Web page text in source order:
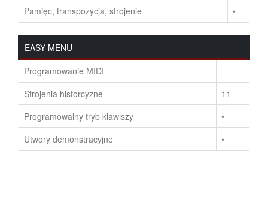
Pamięc, transpozycja, strojenie
•
EASY MENU
Programowanie MIDI
Strojenia historcyzne
11
Programowalny tryb klawiszy
•
Utwory demonstracyjne
•